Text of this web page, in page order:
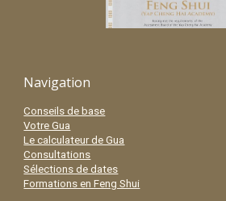
Navigation
Conseils de base
Votre Gua
Le calculateur de Gua
Consultations
Sélections de dates
Formations en Feng Shui